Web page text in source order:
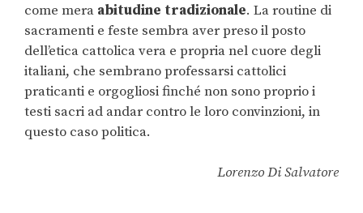
come mera abitudine tradizionale. La routine di
sacramenti e feste sembra aver preso il posto
dell’etica cattolica vera e propria nel cuore degli
italiani, che sembrano professarsi cattolici
praticanti e orgogliosi finché non sono proprio i
testi sacri ad andar contro le loro convinzioni, in
questo caso politica.
Lorenzo Di Salvatore